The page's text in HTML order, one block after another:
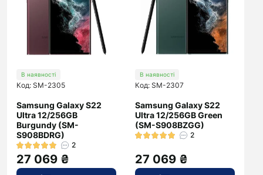
В наявності
Код: SM-2305
Samsung Galaxy S22
Ultra 12/256GB
Burgundy (SM-
S908BDRG)
2
27 069 ₴
В наявності
Код: SM-2307
Samsung Galaxy S22
Ultra 12/256GB Green
(SM-S908BZGG)
2
27 069 ₴